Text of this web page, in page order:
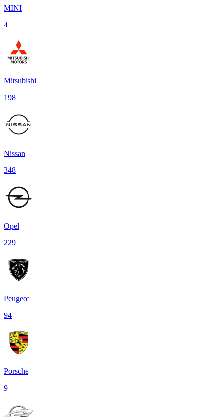
MINI
4
Mitsubishi
198
Nissan
348
Opel
229
Peugeot
94
Porsche
9